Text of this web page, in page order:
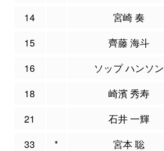
14
宮崎 奏
15
齊藤 海斗
16
ソップ ハンソン
18
崎濱 秀寿
21
石井 一輝
33
* 宮本 聡